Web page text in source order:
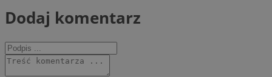
Dodaj komentarz